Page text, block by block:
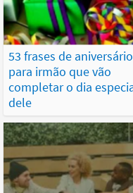
53 frases de aniversário
para irmão que vão
completar o dia
dele